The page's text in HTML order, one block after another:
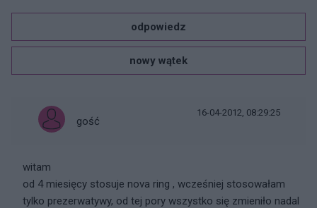
odpowiedz
nowy wątek
gość
16-04-2012, 08:29:25
witam
od 4 miesięcy stosuje nova ring , wcześniej stosowałam
tylko prezerwatywy, od tej pory wszystko się zmieniło nadal